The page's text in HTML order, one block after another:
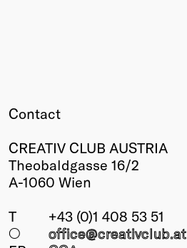
Contact
CREATIV CLUB AUSTRIA
Theobaldgasse 16/2
A-1060 Wien
T
+43 (0)1 408 53 51
○
office@creativclub.at